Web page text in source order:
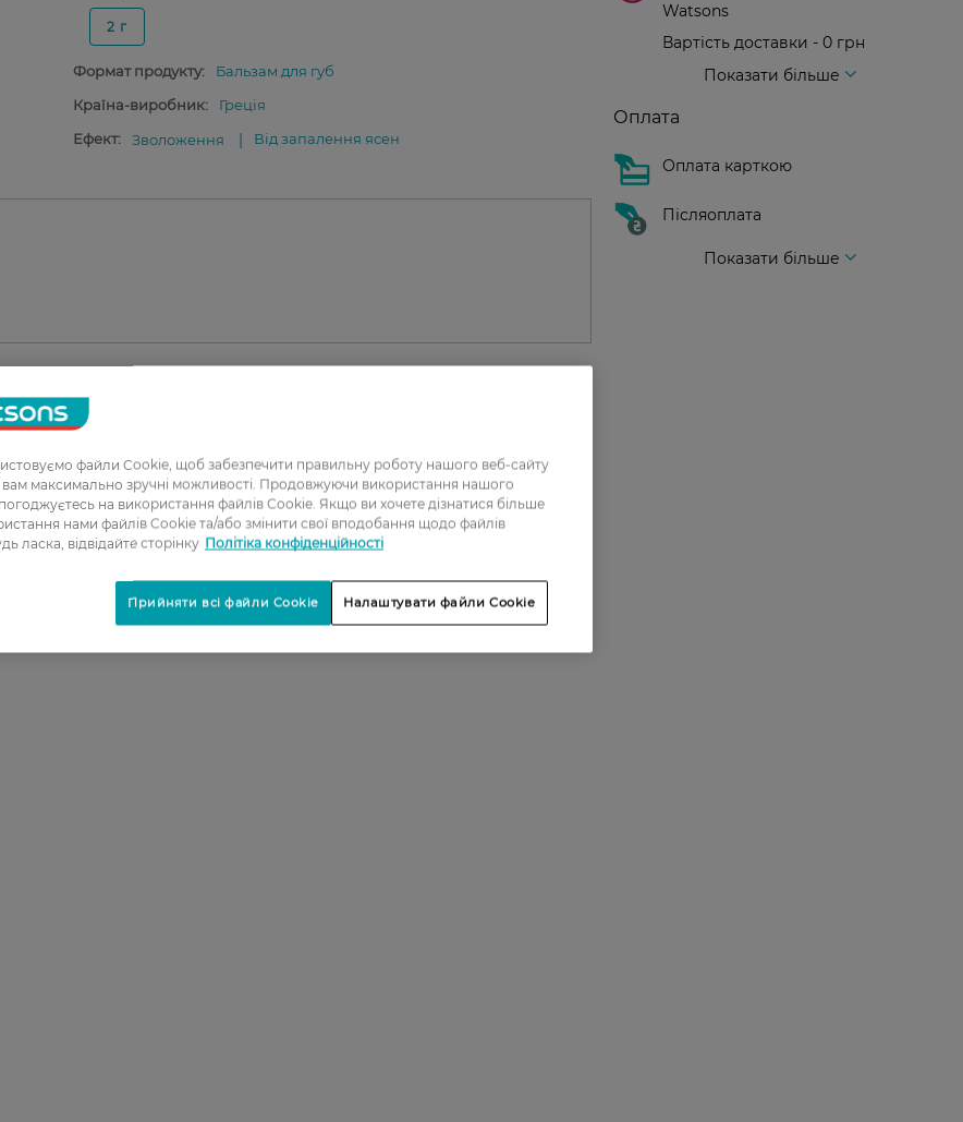
2 г
Формат продукту:
Бальзам для губ
Країна-виробник:
Греція
Ефект:
Зволоження Від запалення ясен
2
3
4
Watsons
Вартість доставки - 0 грн
Показати більше
Оплата
Оплата карткою
Післяоплата
Показати більше
файли Cookie, щоб забезпечити правильну роботу нашого веб-сайту
вам максимально зручні можливості. Продовжуючи використання нашого
на використання файлів Cookie. Якщо ви хочете дізнатися більше
нами файлів Cookie та/або змінити свої вподобання щодо файлів
ласка, відвідайте сторінку Політіка конфіденційності
Налаштувати файли Cookie
Прийняти всі файли Cookie